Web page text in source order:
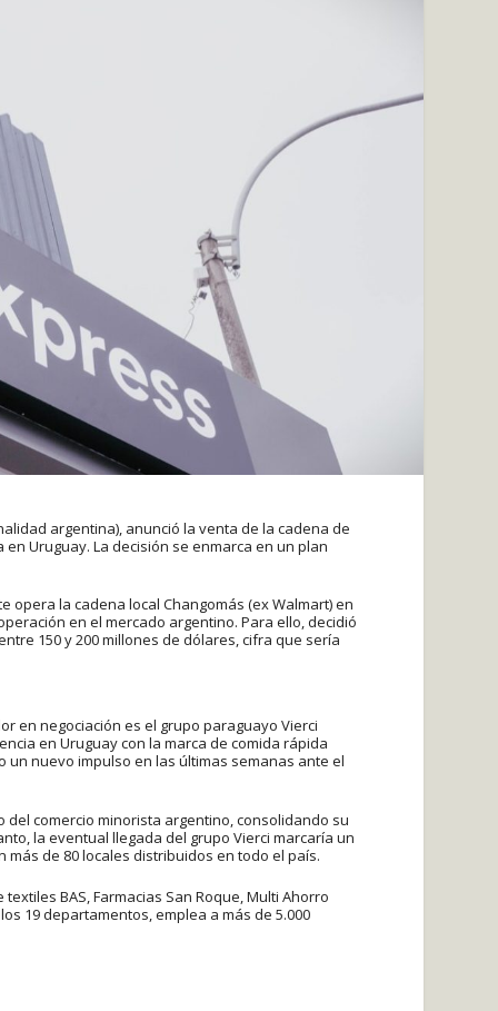
argentina), anunció la venta de la cadena de
Uruguay. La decisión se enmarca en un plan
opera la cadena local Changomás (ex Walmart) en
en el mercado argentino. Para ello, decidió
150 y 200 millones de dólares, cifra que sería
en negociación es el grupo paraguayo Vierci
en Uruguay con la marca de comida rápida
un nuevo impulso en las últimas semanas ante el
del comercio minorista argentino, consolidando su
la eventual llegada del grupo Vierci marcaría un
más de 80 locales distribuidos en todo el país.
BAS, Farmacias San Roque, Multi Ahorro
19 departamentos, emplea a más de 5.000